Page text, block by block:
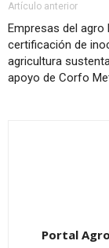
Artículo anterior
Empresas del agro
certificación de
agricultura
apoyo de Corfo
Portal